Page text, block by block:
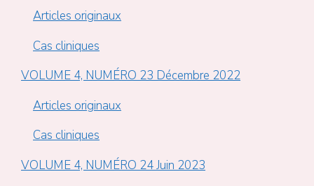
Articles originaux
Cas cliniques
VOLUME 4, NUMÉRO 23 Décembre 2022
Articles originaux
Cas cliniques
VOLUME 4, NUMÉRO 24 Juin 2023